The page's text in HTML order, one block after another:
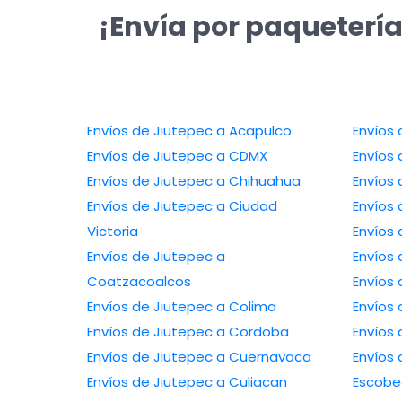
¡Envía por
Envíos de Jiutepec a Acapulco
Envíos de Jiutepec a CDMX
Envíos de Jiutepec a Chihuahua
Envíos de Jiutepec a Ciudad
Victoria
Envíos de Jiutepec a
Coatzacoalcos
Envíos de Jiutepec a Colima
Envíos de Jiutepec a Cordoba
Envíos de Jiutepec a Cuernavaca
Envíos de Jiutepec a Culiacan
Envíos
Envíos
Envíos
Envíos
Envíos
Envíos
Envíos
Envíos